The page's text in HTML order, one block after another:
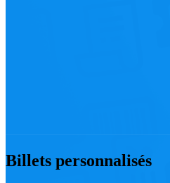
Billets personnalisés